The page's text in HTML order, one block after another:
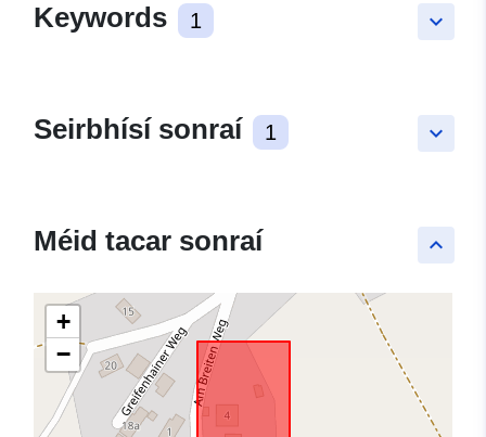
keyboard_arrow_down
Keywords 1
keyboard_arrow_down
Seirbhísí sonraí 1
keyboard_arrow_up
Méid tacar sonraí
+
−